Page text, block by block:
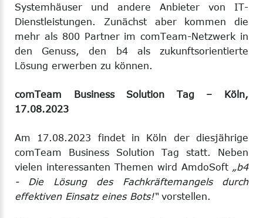
Systemhäuser und andere Anbieter von IT-
Dienstleistungen. Zunächst aber kommen die
mehr als 800 Partner im comTeam-Netzwerk in
den Genuss, den b4 als zukunftsorientierte
Lösung erwerben zu können.
comTeam Business Solution Tag – Köln,
17.08.2023
Am 17.08.2023 findet in Köln der diesjährige
comTeam Business Solution Tag statt. Neben
vielen interessanten Themen wird AmdoSoft „b4
- Die Lösung des Fachkräftemangels durch
effektiven Einsatz eines Bots!“vorstellen.